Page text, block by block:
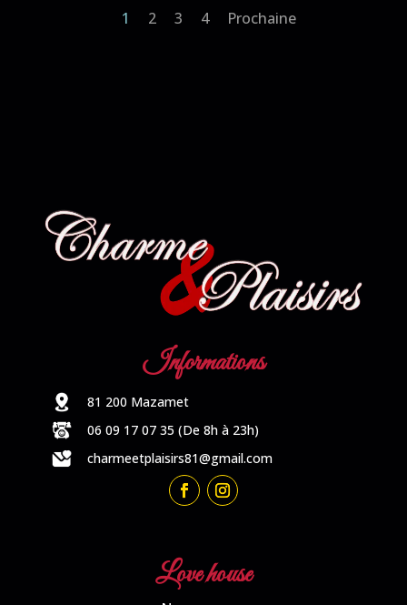
1 2 3 4 Prochaine
Informations
81 200 Mazamet
06 09 17 07 35 (De 8h à 23h)
charmeetplaisirs81@gmail.com
Love house